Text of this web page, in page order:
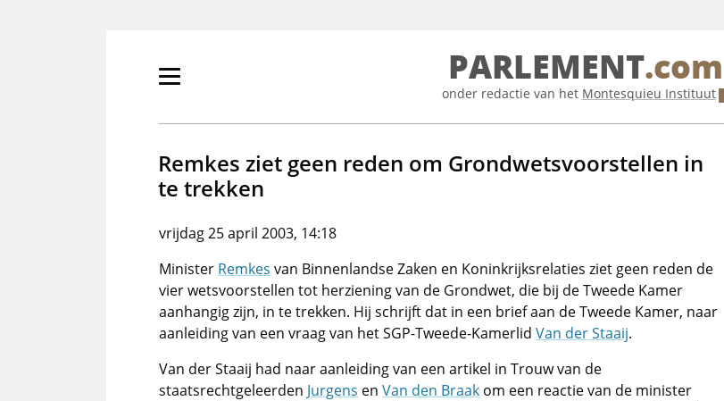
Primair
tonen/verbergen
PARLEMENT.com
onder redactie van het Montesquieu Instituut
Remkes ziet geen reden om Grondwetsvoorstellen in
te trekken
vrijdag 25 april 2003, 14:18
Minister Remkes van Binnenlandse Zaken en Koninkrijksrelaties ziet geen reden de
vier wetsvoorstellen tot herziening van de Grondwet, die bij de Tweede Kamer
aanhangig zijn, in te trekken. Hij schrijft dat in een brief aan de Tweede Kamer, naar
aanleiding van een vraag van het SGP-Tweede-Kamerlid Van der Staaij.
Van der Staaij had naar aanleiding van een artikel in Trouw van de
staatsrechtgeleerden Jurgens en Van den Braak om een reactie van de minister